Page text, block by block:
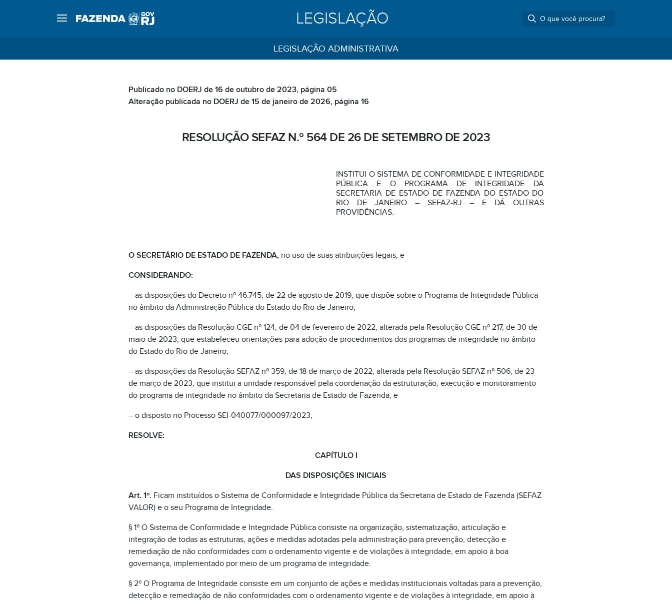
LEGISLAÇÃO
LEGISLAÇÃO ADMINISTRATIVA
Publicado no DOERJ de 16 de outubro de 2023, página 05
Alteração publicada no DOERJ de 15 de janeiro de 2026, página 16
RESOLUÇÃO SEFAZ N.º 564 DE 26 DE SETEMBRO DE 2023
INSTITUI O SISTEMA DE CONFORMIDADE E INTEGRIDADE
PÚBLICA E O PROGRAMA DE INTEGRIDADE DA
SECRETARIA DE ESTADO DE FAZENDA DO ESTADO DO
RIO DE JANEIRO – SEFAZ-RJ – E DÁ OUTRAS
PROVIDÊNCIAS.
O SECRETÁRIO DE ESTADO DE FAZENDA,no uso de suas atribuições legais, e
CONSIDERANDO:
– as disposições do Decreto nº 46.745, de 22 de agosto de 2019, que dispõe sobre o Programa de Integridade Pública
no âmbito da Administração Pública do Estado do Rio de Janeiro;
– as disposições da Resolução CGE nº 124, de 04 de fevereiro de 2022, alterada pela Resolução CGE nº 217, de 30 de
maio de 2023, que estabeleceu orientações para adoção de procedimentos dos programas de integridade no âmbito
do Estado do Rio de Janeiro;
– as disposições da Resolução SEFAZ nº 359, de 18 de março de 2022, alterada pela Resolução SEFAZ nº 506, de 23
de março de 2023, que institui a unidade responsável pela coordenação da estruturação, execução e monitoramento
do programa de integridade no âmbito da Secretaria de Estado de Fazenda; e
– o disposto no Processo SEI-040077/000097/2023,
RESOLVE:
CAPÍTULO I
DAS DISPOSIÇÕES INICIAIS
Art. 1º. Ficam instituídos o Sistema de Conformidade e Integridade Pública da Secretaria de Estado de Fazenda (SEFAZ
VALOR) e o seu Programa de Integridade.
§ 1º O Sistema de Conformidade e Integridade Pública consiste na organização, sistematização, articulação e
integração de todas as estruturas, ações e medidas adotadas pela administração para prevenção, detecção e
remediação de não conformidades com o ordenamento vigente e de violações à integridade, em apoio à boa
governança, implementado por meio de um programa de integridade.
§ 2º O Programa de Integridade consiste em um conjunto de ações e medidas institucionais voltadas para a prevenção,
detecção e remediação de não conformidades com o ordenamento vigente e de violações à integridade, em apoio à